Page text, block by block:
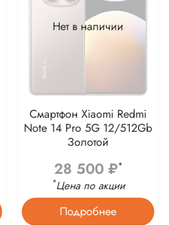
Нет в наличии
Смартфон Xiaomi Redmi
Note 14 Pro 5G 12/512Gb
Золотой
28 500 ₽*
*Цена по акции
Подробнее